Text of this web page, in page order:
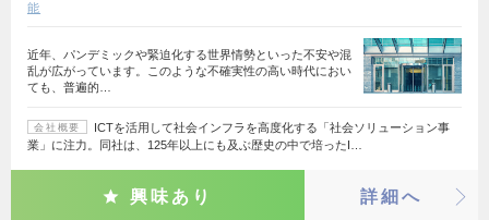
能
近年、パンデミックや緊迫化する世界情勢といった不安や混
乱が広がっています。このような不確実性の高い時代におい
ても、普遍的…
会社概要
ICTを活用して社会インフラを高度化する「社会ソリューション事
業」に注力。同社は、125年以上にも及ぶ歴史の中で培ったI…
興味あり 詳細へ